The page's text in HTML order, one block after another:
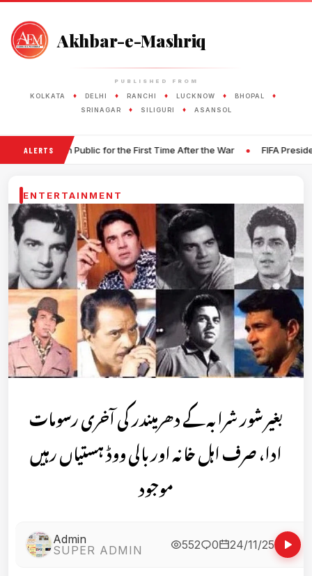
Akhbar-e-Mashriq
PUBLISHED FROM
KOLKATA ♦ DELHI ♦ RANCHI ♦ LUCKNOW ♦ BHOPAL ♦
SRINAGAR ♦ SILIGURI ♦ ASANSOL
ALERTS
for the First Time After the War • FIFA President Denies
ENTERTAINMENT
بغیر شور شرابہ کے دھرمیندر کی آخری رسومات
ادا، صرف اہل خانہ اور بالی ووڈ ہستیاں رہیں
موجود
Admin
SUPER ADMIN
552 0 24/11/25